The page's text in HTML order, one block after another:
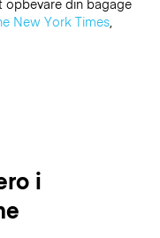
opbevare din bagage
New York Times,
i